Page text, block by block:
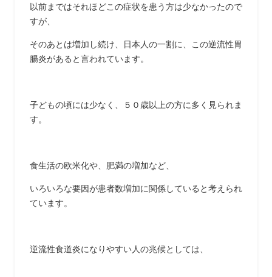
以前まではそれほどこの症状を患う方は少なかったので
すが、
そのあとは増加し続け、日本人の一割に、この逆流性胃
腸炎があると言われています。
子どもの頃には少なく、５０歳以上の方に多く見られま
す。
食生活の欧米化や、肥満の増加など、
いろいろな要因が患者数増加に関係していると考えられ
ています。
逆流性食道炎になりやすい人の兆候としては、